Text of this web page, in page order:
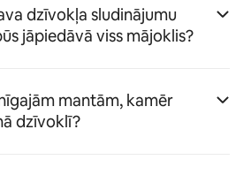
dzīvokļa sludinājumu
jāpiedāvā viss mājoklis?
mantām, kamēr
dzīvoklī?